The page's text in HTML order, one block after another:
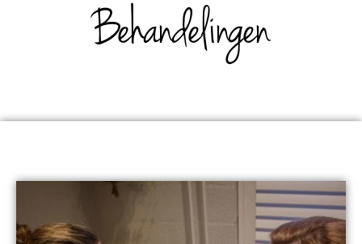
Behandelingen